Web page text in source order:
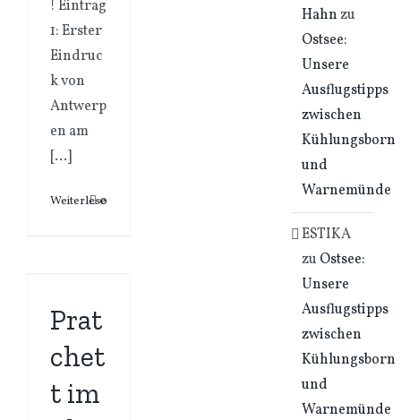
! Eintrag
1: Erster
Eindruc
k von
Antwerp
en am
[...]
Weiterlesen
0
Prat
chet
t im
Hahnzu
Ostsee:
Unsere
Ausflugstipps
zwischen
Kühlungsborn
und
Warnemünde
ESTIKA
zu Ostsee:
Unsere
Ausflugstipps
zwischen
Kühlungsborn
und
Warnemünde